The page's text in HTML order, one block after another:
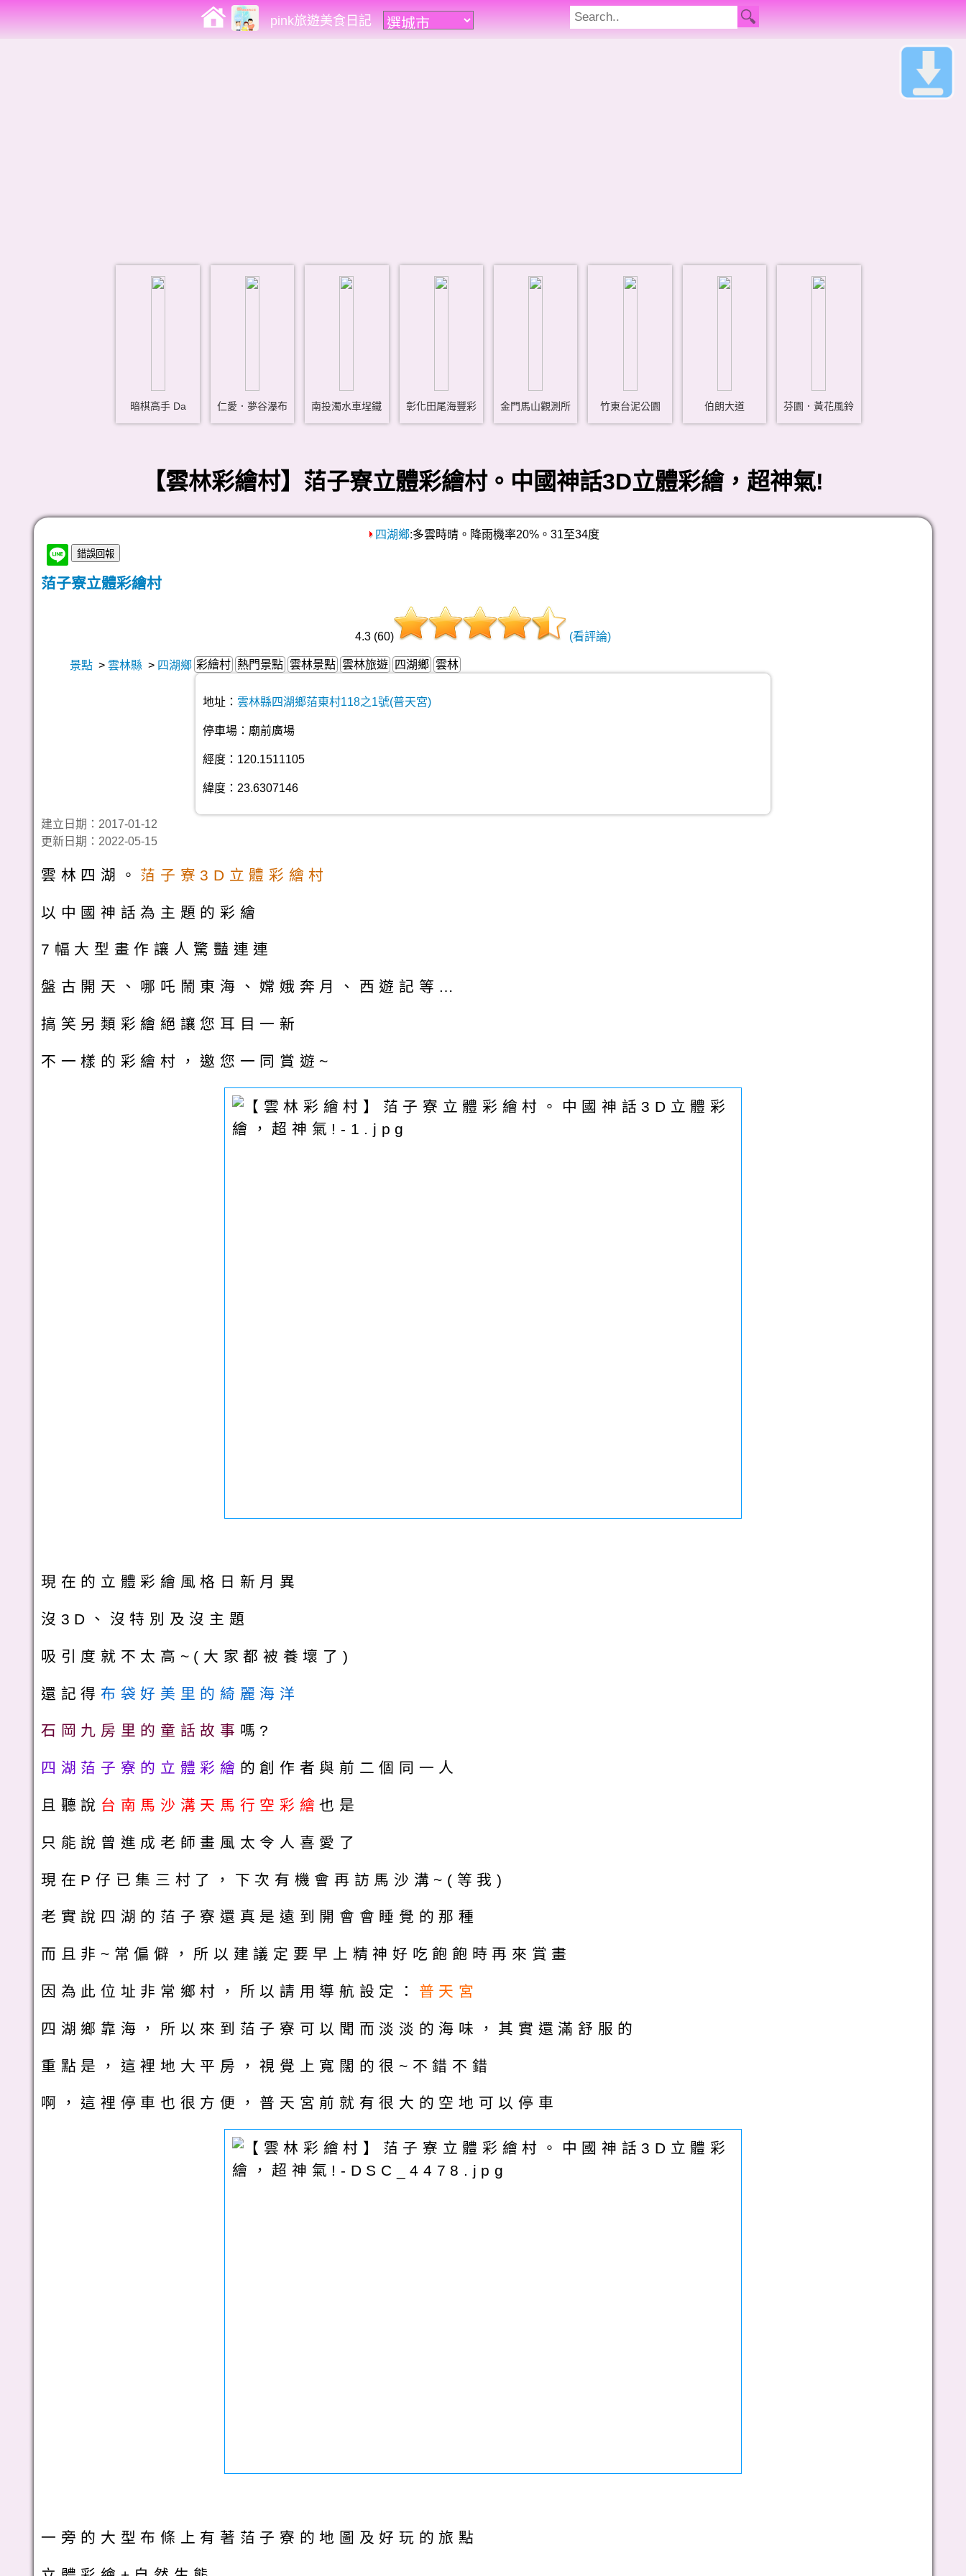
pink旅遊美食日記
暗棋高手 Da 仁愛．夢谷瀑布 南投濁水車埕鐵 彰化田尾海豐彩 金門馬山觀測所 竹東台泥公園 伯朗大道 芬園．黃花風鈴
【雲林彩繪村】萡子寮立體彩繪村。中國神話3D立體彩繪，超神氣!
四湖鄉:多雲時晴。降雨機率20%。31至34度
萡子寮立體彩繪村
4.3 (60) (看評論)
景點 > 雲林縣 > 四湖鄉 彩繪村 熱門景點 雲林景點 雲林旅遊 四湖鄉 雲林
地址： 雲林縣四湖鄉萡東村118之1號(普天宮)
停車場：廟前廣場
經度：120.1511105
緯度：23.6307146
建立日期：2017-01-12
更新日期：2022-05-15
雲林四湖。 萡子寮3D立體彩繪村
以中國神話為主題的彩繪
7幅大型畫作讓人驚豔連連
盤古開天、哪吒鬧東海、嫦娥奔月、西遊記等…
搞笑另類彩繪絕讓您耳目一新
不一樣的彩繪村，邀您一同賞遊~
現在的立體彩繪風格日新月異
沒3D、沒特別及沒主題
吸引度就不太高~(大家都被養壞了)
還記得 布袋好美里的綺麗海洋
石岡九房里的童話故事 嗎?
四湖萡子寮的立體彩繪 的創作者與前二個同一人
且聽說 台南馬沙溝天馬行空彩繪也是
只能說曾進成老師畫風太令人喜愛了
現在P仔已集三村了，下次有機會再訪馬沙溝~(等我)
老實說四湖的萡子寮還真是遠到開會會睡覺的那種
而且非~常偏僻，所以建議定要早上精神好吃飽飽時再來賞畫
因為此位址非常鄉村，所以請用導航設定： 普天宮
四湖鄉靠海，所以來到萡子寮可以聞而淡淡的海味，其實還滿舒服的
重點是，這裡地大平房，視覺上寬闊的很~不錯不錯
啊，這裡停車也很方便，普天宮前就有很大的空地可以停車
一旁的大型布條上有著萡子寮的地圖及好玩的旅點